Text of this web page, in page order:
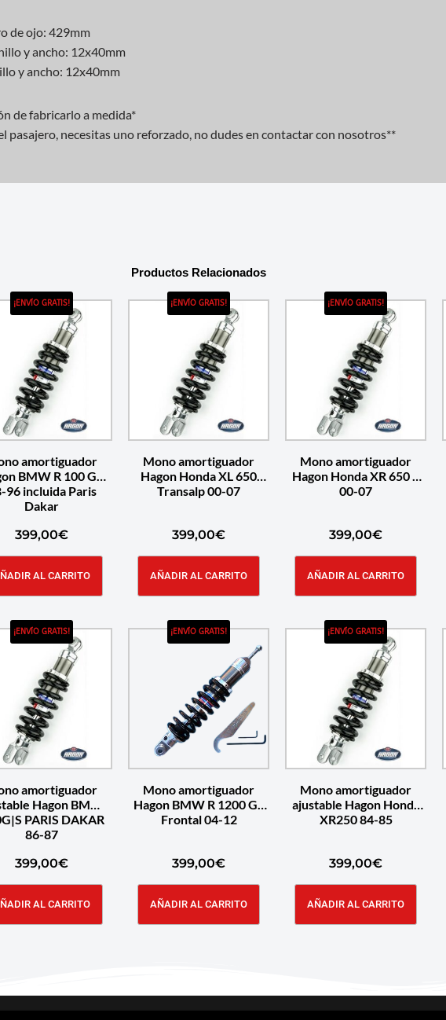
de ojo: 429mm
y ancho: 12x40mm
y ancho: 12x40mm
de fabricarlo a medida*
pasajero, necesitas uno reforzado, no dudes en contactar con nosotros**
Productos Relacionados
¡ENVÍO GRATIS!
amortiguador
BMW R 100 GS
96 incluida Paris
Dakar
399,00€
AL CARRITO
¡ENVÍO GRATIS!
Mono amortiguador
Hagon Honda XL 650
Transalp 00-07
399,00€
AÑADIR AL CARRITO
¡ENVÍO GRATIS!
Mono amortiguador
Hagon Honda XR 650 R
00-07
399,00€
AÑADIR AL CARRITO
¡ENVÍO GRATIS!
amortiguador
Hagon BMW
PARIS DAKAR
86-87
399,00€
AL CARRITO
¡ENVÍO GRATIS!
Mono amortiguador
Hagon BMW R 1200 GS
Frontal 04-12
399,00€
AÑADIR AL CARRITO
¡ENVÍO GRATIS!
Mono amortiguador
ajustable Hagon Honda
XR250 84-85
399,00€
AÑADIR AL CARRITO